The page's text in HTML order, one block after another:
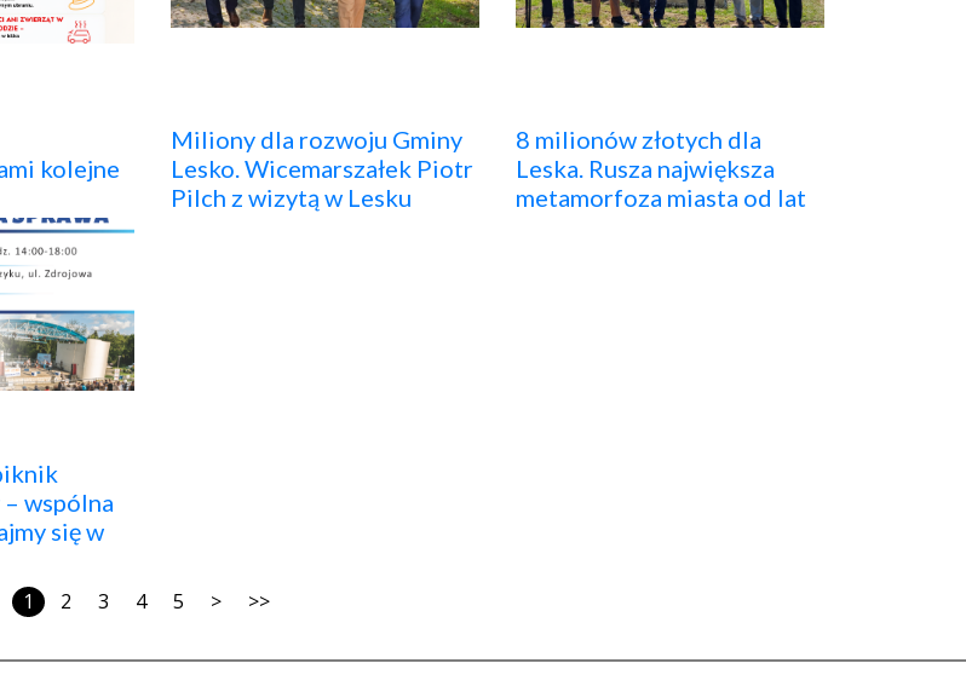
kolejne
Miliony dla rozwoju Gminy
Lesko. Wicemarszałek Piotr
Pilch z wizytą w Lesku
8 milionów złotych dla
Leska. Rusza największa
metamorfoza miasta od lat
wspólna
się w
1 2 3 4 5 > >>